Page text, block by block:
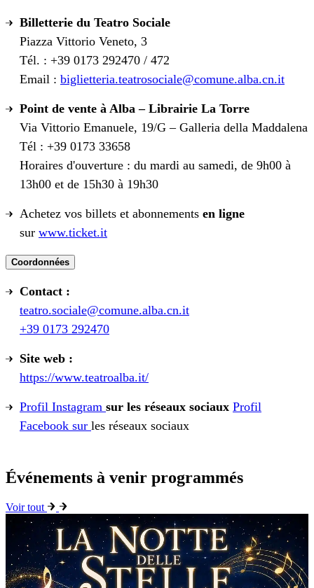
Billetterie du Teatro Sociale
Piazza Vittorio Veneto, 3
Tél. : +39 0173 292470 / 472
Email : biglietteria.teatrosociale@comune.alba.cn.it
Point de vente à Alba – Librairie La Torre
Via Vittorio Emanuele, 19/G – Galleria della Maddalena
Tél : +39 0173 33658
Horaires d'ouverture : du mardi au samedi, de 9h00 à
13h00 et de 15h30 à 19h30
Achetez vos billets et abonnements en ligne
sur www.ticket.it
Coordonnées
Contact :
teatro.sociale@comune.alba.cn.it
+39 0173 292470
Site web :
https://www.teatroalba.it/
Profil Instagram sur les réseaux sociaux Profil
Facebook sur les réseaux sociaux
Événements à venir programmés
Voir tout